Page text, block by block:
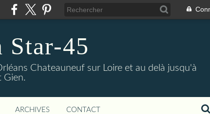
Star-45
Chateauneuf sur Loire et au delà jusqu'à
Gien.
ARCHIVES CONTACT